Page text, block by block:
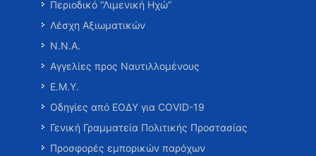
Περιοδικό “Λιμενική Ηχώ”
Λέσχη Αξιωματικών
Ν.Ν.Α.
Αγγελίες προς Ναυτιλλομένους
Ε.Μ.Υ.
Οδηγίες από ΕΟΔΥ για COVID-19
Γενική Γραμματεία Πολιτικής Προστασίας
Προσφορές εμπορικών παρόχων